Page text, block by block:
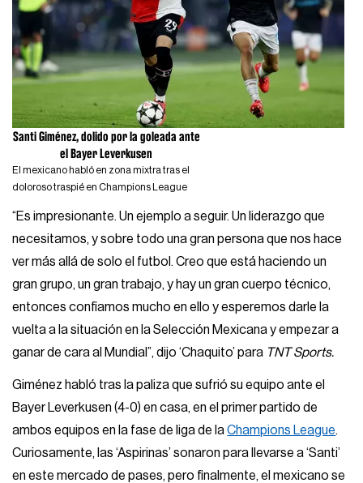
Santi Giménez, dolido por la goleada ante
el Bayer Leverkusen
El mexicano habló en zona mixtra tras el
doloroso traspié en Champions League
“Es impresionante. Un ejemplo a seguir. Un liderazgo que
necesitamos, y sobre todo una gran persona que nos hace
ver más allá de solo el futbol. Creo que está haciendo un
gran grupo, un gran trabajo, y hay un gran cuerpo técnico,
entonces confiamos mucho en ello y esperemos darle la
vuelta a la situación en la Selección Mexicana y empezar a
ganar de cara al Mundial”, dijo ‘Chaquito’ para TNT Sports.
Giménez habló tras la paliza que sufrió su equipo ante el
Bayer Leverkusen (4-0) en casa, en el primer partido de
ambos equipos en la fase de liga de laChampions League.
Curiosamente, las ‘Aspirinas’ sonaron para llevarse a ‘Santi’
en este mercado de pases, pero finalmente, el mexicano se